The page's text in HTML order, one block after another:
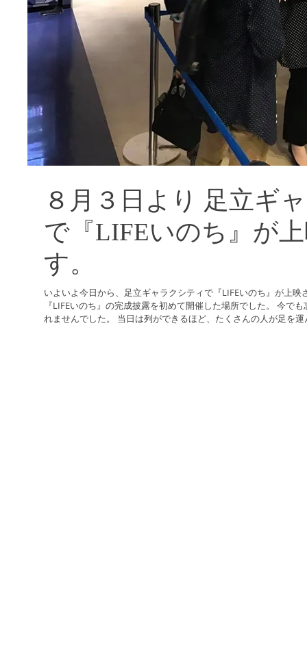
８月３日より 足立ギ
で『LIFEいのち』が
す。
いよいよ今日から、足立ギャラクシティで『LIFEいのち』が上
『LIFEいのち』の完成披露を初めて開催した場所でした。 今で
れませんでした。 当日は列ができるほど、たくさんの人が足を運